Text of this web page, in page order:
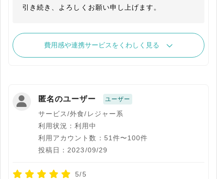
引き続き、よろしくお願い申し上げます。
費用感や連携サービスをくわしく見る
匿名のユーザー ユーザー
サービス/外食/レジャー系
利用状況：利用中
利用アカウント数：51件〜100件
投稿日：2023/09/29
5/5